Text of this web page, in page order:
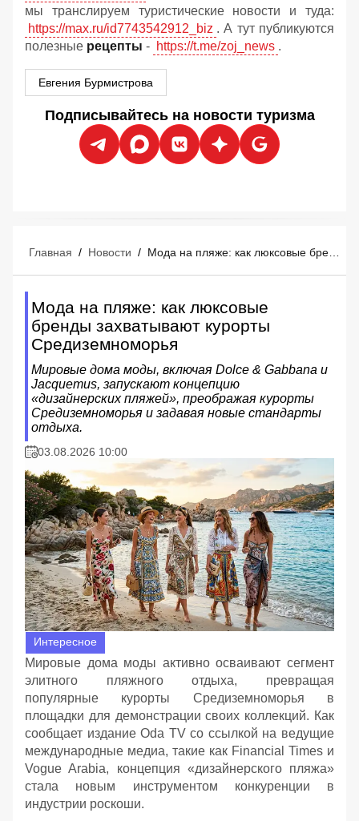
мы транслируем туристические новости и туда:
https://max.ru/id7743542912_biz . А тут публикуются
полезные рецепты - https://t.me/zoj_news .
Евгения Бурмистрова
Подписывайтесь на новости туризма
Главная / Новости / Мода на пляже: как люксовые бренды захватывают курорты Средиземноморья
Мода на пляже: как люксовые
бренды захватывают курорты
Средиземноморья
Мировые дома моды, включая Dolce & Gabbana и
Jacquemus, запускают концепцию
«дизайнерских пляжей», преображая курорты
Средиземноморья и задавая новые стандарты
отдыха.
03.08.2026 10:00
Интересное
Мировые дома моды активно осваивают сегмент
элитного пляжного отдыха, превращая
популярные курорты Средиземноморья в
площадки для демонстрации своих коллекций. Как
сообщает издание Oda TV со ссылкой на ведущие
международные медиа, такие как Financial Times и
Vogue Arabia, концепция «дизайнерского пляжа»
стала новым инструментом конкуренции в
индустрии роскоши.